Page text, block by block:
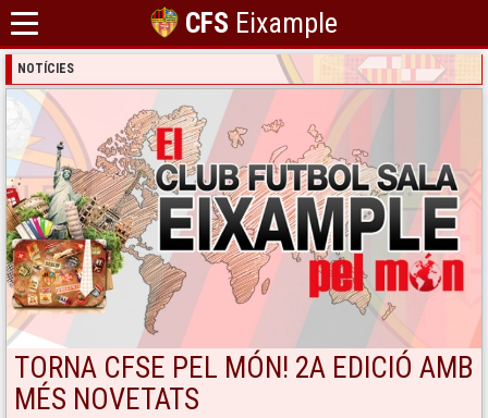
CFS Eixample
NOTÍCIES
TORNA CFSE PEL MÓN! 2A EDICIÓ AMB
MÉS NOVETATS